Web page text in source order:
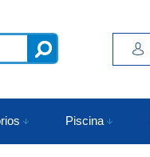
Piscina